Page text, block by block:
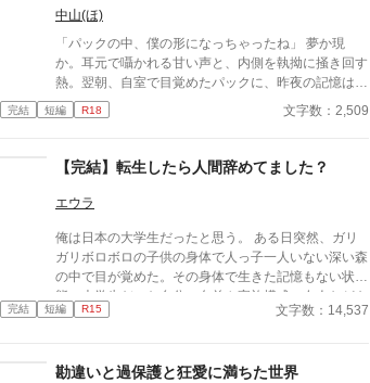
中山(ほ)
「パックの中、僕の形になっちゃったね」 夢か現
か。耳元で囁かれる甘い声と、内側を執拗に掻き回す
熱。翌朝、自室で目覚めたパックに、昨夜の記憶はな
い。ただ、疼くような下腹部の熱だけが残っていた。
相談しようと向かった相手こそが、自分を侵食してい
く。 このお話はムーンライトでも投稿してます〜
完結 短編 R18 文字数：2,509
【完結】転生したら人間辞めてました？
エウラ
俺は日本の大学生だったと思う。 ある日突然、ガリ
ガリボロボロの子供の身体で人っ子一人いない深い森
の中で目が覚めた。その身体で生きた記憶もない状
態。大学生だった自分の名前や家族構成、友人なども
覚えていない。 ここで生きるための知識もなく途方
うと意気込む俺と、世話はするが自立させたくない
完結 短編 R15 文字数：14,537
勘違いと過保護と狂愛に満ちた世界